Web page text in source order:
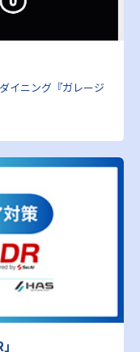
イニング『ガレージ